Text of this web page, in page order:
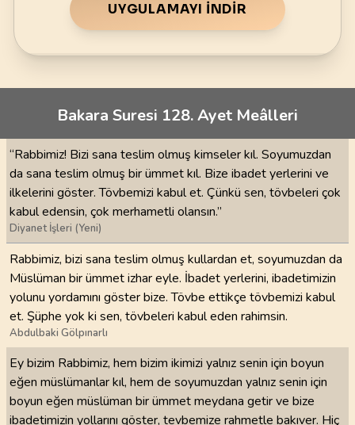
UYGULAMAYI İNDIR
Bakara Suresi 128. Ayet Meâlleri
“Rabbimiz! Bizi sana teslim olmuş kimseler kıl. Soyumuzdan
da sana teslim olmuş bir ümmet kıl. Bize ibadet yerlerini ve
ilkelerini göster. Tövbemizi kabul et. Çünkü sen, tövbeleri çok
kabul edensin, çok merhametli olansın.”
Diyanet İşleri (Yeni)
Rabbimiz, bizi sana teslim olmuş kullardan et, soyumuzdan da
Müslüman bir ümmet izhar eyle. İbadet yerlerini, ibadetimizin
yolunu yordamını göster bize. Tövbe ettikçe tövbemizi kabul
et. Şüphe yok ki sen, tövbeleri kabul eden rahimsin.
Abdulbaki Gölpınarlı
Ey bizim Rabbimiz, hem bizim ikimizi yalnız senin için boyun
eğen müslümanlar kıl, hem de soyumuzdan yalnız senin için
boyun eğen müslüman bir ümmet meydana getir ve bize
ibadetimizin yollarını göster, tevbemize rahmetle bakıver. Hiç